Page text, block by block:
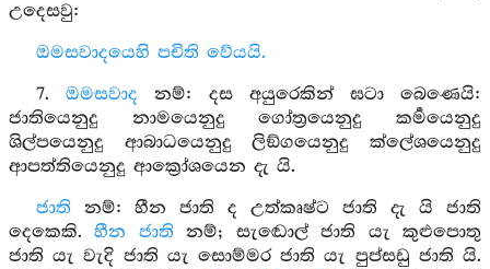
උදෙසවු:
ඔමසවාදයෙහි පචිති වේයයි.
7. ඔමසවාද නම්: දස අයුරෙකින් ඝටා බෙණෙයි:
ජාතියෙනුදු නාමයෙනුදු ගෝත්‍රයෙනුදු කර්‍මයෙනුදු
ශිල්පයෙනුදු ආබාධයෙනුදු ලිඞ්ගයෙනුදු ක්ලේශයෙනුදු
ආපත්තියෙනුදු ආක්‍රෝශයෙන දැ යි.
ජාති නම්: හීන ජාති ද උත්කෘෂ්ට ජාති දැ යි ජාති
දෙකෙකි.හීන ජාති නම්; සැඬොල් ජාති යැ කුළුපොතු
ජාති යැ වැදි ජාති යැ සොම්මර ජාති යැ පුප්සඩු ජාති යි.